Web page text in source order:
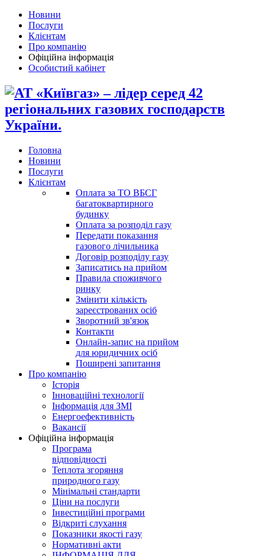
Новини
Послуги
Клієнтам
Про компанію
Офіційна інформація
Особистий кабінет
Головна
Новини
Послуги
Клієнтам
Оплата за ТО ВБСГ
багатоквартирного
будинку
Оплата за розподіл газу
Передати показання
газового лічильника
Договір розподілу газу
Записатись на прийом
Правила споживчого
ринку
Змінити кількість
зареєстрованих осіб
Зворотний зв'язок
Контакти
Онлайн-запис на прийом
для юридичних осіб
Поширені запитання
Про компанію
Історія
Інноваційні технології
Інформація для ЗМІ
Енергоефективність
Вакансії
Офіційна інформація
Програма
відповідності
Теплота згоряння
природного газу
Мінімальні стандарти
Ціни на послуги
Інвестиційні програми
Відкриті слухання
Показники якості газу
Нормативні акти